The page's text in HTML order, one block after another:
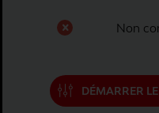
Non
DÉMARRER